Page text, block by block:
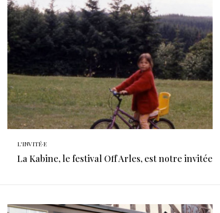
L'INVITÉ·E
La Kabine, le festival Off Arles, est notre invitée